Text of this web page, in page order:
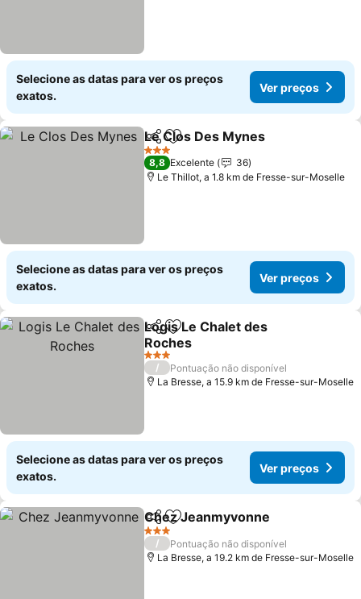
Selecione as datas para ver os preços
exatos.
Ver preços
PartilharAdicionar aos favoritos
Le Clos Des Mynes
3 Estrelas
8,8 Excelente
36
Le Thillot, a 1.8 km de Fresse-sur-Moselle
Selecione as datas para ver os preços
exatos.
Ver preços
PartilharAdicionar aos favoritos
Logis Le Chalet des
Roches
3 Estrelas
/
Pontuação não disponível
La Bresse, a 15.9 km de Fresse-sur-Moselle
Selecione as datas para ver os preços
exatos.
Ver preços
PartilharAdicionar aos favoritos
Chez Jeanmyvonne
3 Estrelas
/
Pontuação não disponível
La Bresse, a 19.2 km de Fresse-sur-Moselle